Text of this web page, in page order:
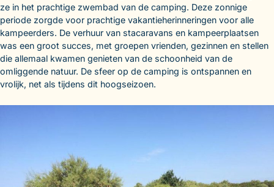
ze in het prachtige zwembad van de camping. Deze zonnige
periode zorgde voor prachtige vakantieherinneringen voor alle
kampeerders. De verhuur van stacaravans en kampeerplaatsen
was een groot succes, met groepen vrienden, gezinnen en stellen
die allemaal kwamen genieten van de schoonheid van de
omliggende natuur. De sfeer op de camping is ontspannen en
vrolijk, net als tijdens dit hoogseizoen.